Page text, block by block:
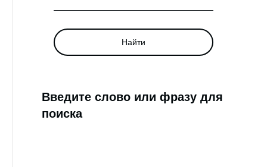
Найти
Введите слово или фразу для
поиска